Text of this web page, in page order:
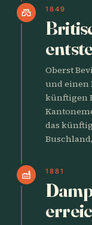
castle 1849
Oberst
und einen
künftigen
das
factory 1881